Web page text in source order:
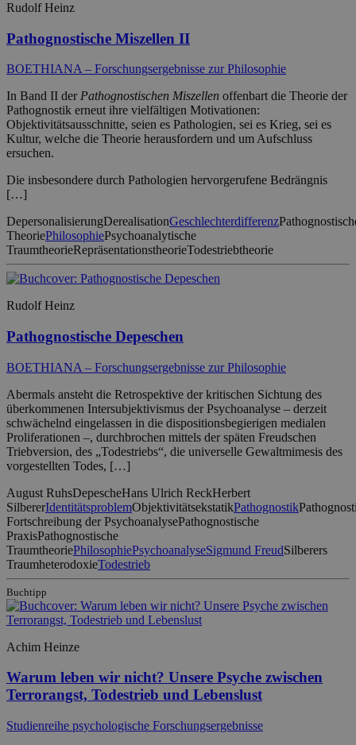
Rudolf Heinz
Pathognostische Miszellen II
BOETHIANA – Forschungsergebnisse zur Philosophie
In Band II der Pathognostischen Miszellen offenbart die Theorie der
Pathognostik erneut ihre vielfältigen Motivationen:
Objektivitätsausschnitte, seien es Pathologien, sei es Krieg, sei es
Kultur, welche die Theorie herausfordern und um Aufschluss
ersuchen.
Die insbesondere durch Pathologien hervorgerufene Bedrängnis
[…]
DepersonalisierungDerealisationGeschlechterdifferenz
TheoriePhilosophiePsychoanalytische
TraumtheorieRepräsentationstheorieTodestriebtheorie
Rudolf Heinz
Pathognostische Depeschen
BOETHIANA – Forschungsergebnisse zur Philosophie
Abermals ansteht die Retrospektive der kritischen Sichtung des
überkommenen Intersubjektivismus der Psychoanalyse – derzeit
schwächelnd eingelassen in die dispositionsbegierigen medialen
Proliferationen –, durchbrochen mittels der späten Freudschen
Triebversion, des „Todestriebs“, die universelle Gewaltmimesis des
vorgestellten Todes, […]
August RuhsDepescheHans Ulrich ReckHerbert
SilbererIdentitätsproblemObjektivitätsekstatikPathognostik
Fortschreibung der PsychoanalysePathognostische
PraxisPathognostische
TraumtheoriePhilosophiePsychoanalyseSigmund FreudSilberers
TraumheterodoxieTodestrieb
Buchtipp
Achim Heinze
Warum leben wir nicht? Unsere Psyche zwischen
Terrorangst, Todestrieb und Lebenslust
Studienreihe psychologische Forschungsergebnisse